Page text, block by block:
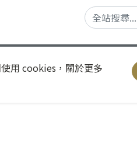
用 cookies，關於更多